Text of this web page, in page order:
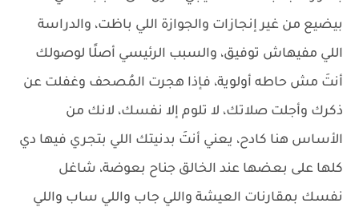
بيضيع من غير إنجازات والجوازة اللي باظت، والدراسة
اللي مفيهاش توفيق، والسبب الرئيسي أصلًا لوصولك
أنتَ مش حاطه أولوية، فإذا هجرت المُصحف وغفلت عن
ذكرك وأجلت صلاتك، لا تلوم إلا نفسك، لانك من
الأساس هنا كادح، يعني أنتَ بدنيتك اللي بتجري فيها دي
كلها على بعضها عند الخالق جناح بعوضة، شاغل
نفسك بمقارنات العيشة واللي جاب واللي ساب واللي